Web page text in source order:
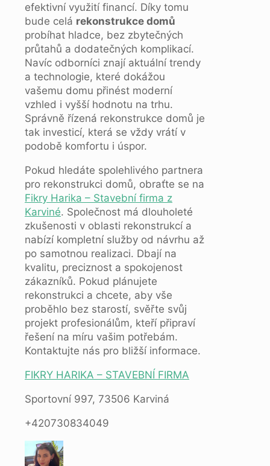
efektivní využití financí. Díky tomu
bude celá rekonstrukce domů
probíhat hladce, bez zbytečných
průtahů a dodatečných komplikací.
Navíc odborníci znají aktuální trendy
a technologie, které dokážou
vašemu domu přinést moderní
vzhled i vyšší hodnotu na trhu.
Správně řízená rekonstrukce domů je
tak investicí, která se vždy vrátí v
podobě komfortu i úspor.
Pokud hledáte spolehlivého partnera
pro rekonstrukci domů, obraťte se na
Fikry Harika – Stavební firma z
Karviné. Společnost má dlouholeté
zkušenosti v oblasti rekonstrukcí a
nabízí kompletní služby od návrhu až
po samotnou realizaci. Dbají na
kvalitu, preciznost a spokojenost
zákazníků. Pokud plánujete
rekonstrukci a chcete, aby vše
proběhlo bez starostí, svěřte svůj
projekt profesionálům, kteří připraví
řešení na míru vašim potřebám.
Kontaktujte nás pro bližší informace.
FIKRY HARIKA – STAVEBNÍ FIRMA
Sportovní 997, 73506 Karviná
+420730834049